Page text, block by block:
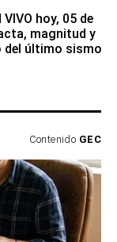
hoy, 05 de
magnitud y
del último sismo
Contenido GEC